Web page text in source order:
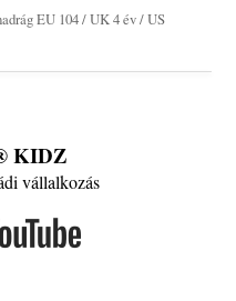
EU 104 / UK 4 év / US
KIDZ
vállalkozás